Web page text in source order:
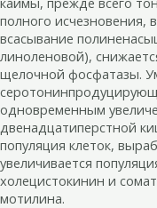
полного исчезновения,
всасывание
линоленовой),
щелочной фосфатазы.
одновременным
двенадцатиперстной
популяция клеток,
увеличивается
холецистокинин и
мотилина.